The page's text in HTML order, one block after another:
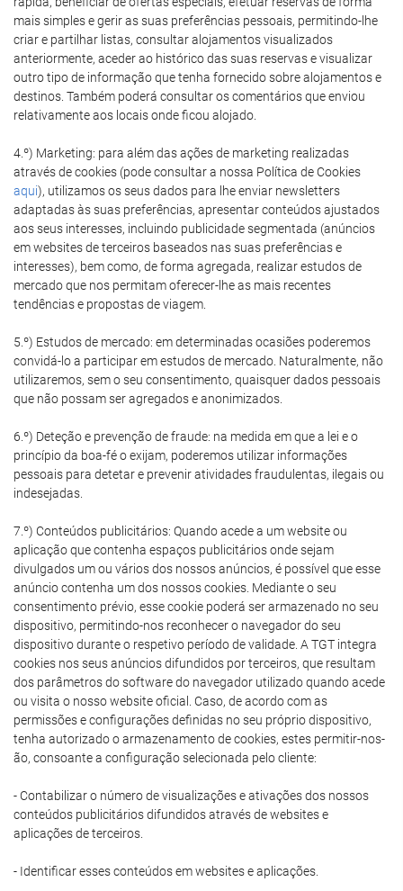
mais simples e gerir as suas preferências pessoais, permitindo-lhe
criar e partilhar listas, consultar alojamentos visualizados
anteriormente, aceder ao histórico das suas reservas e visualizar
outro tipo de informação que tenha fornecido sobre alojamentos e
destinos. Também poderá consultar os comentários que enviou
relativamente aos locais onde ficou alojado.
4.º) Marketing: para além das ações de marketing realizadas
através de cookies (pode consultar a nossa Política de Cookies
aqui), utilizamos os seus dados para lhe enviar newsletters
adaptadas às suas preferências, apresentar conteúdos ajustados
aos seus interesses, incluindo publicidade segmentada (anúncios
em websites de terceiros baseados nas suas preferências e
interesses), bem como, de forma agregada, realizar estudos de
mercado que nos permitam oferecer-lhe as mais recentes
tendências e propostas de viagem.
5.º) Estudos de mercado: em determinadas ocasiões poderemos
convidá-lo a participar em estudos de mercado. Naturalmente, não
utilizaremos, sem o seu consentimento, quaisquer dados pessoais
que não possam ser agregados e anonimizados.
6.º) Deteção e prevenção de fraude: na medida em que a lei e o
princípio da boa-fé o exijam, poderemos utilizar informações
pessoais para detetar e prevenir atividades fraudulentas, ilegais ou
indesejadas.
7.º) Conteúdos publicitários: Quando acede a um website ou
aplicação que contenha espaços publicitários onde sejam
divulgados um ou vários dos nossos anúncios, é possível que esse
anúncio contenha um dos nossos cookies. Mediante o seu
consentimento prévio, esse cookie poderá ser armazenado no seu
dispositivo, permitindo-nos reconhecer o navegador do seu
dispositivo durante o respetivo período de validade. A TGT integra
cookies nos seus anúncios difundidos por terceiros, que resultam
dos parâmetros do software do navegador utilizado quando acede
ou visita o nosso website oficial. Caso, de acordo com as
permissões e configurações definidas no seu próprio dispositivo,
tenha autorizado o armazenamento de cookies, estes permitir-nos-
ão, consoante a configuração selecionada pelo cliente:
- Contabilizar o número de visualizações e ativações dos nossos
conteúdos publicitários difundidos através de websites e
aplicações de terceiros.
- Identificar esses conteúdos em websites e aplicações.